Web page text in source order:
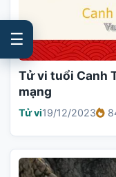
Tử vi tuổi Canh
mạng
Tử vi19/12/2023
☰